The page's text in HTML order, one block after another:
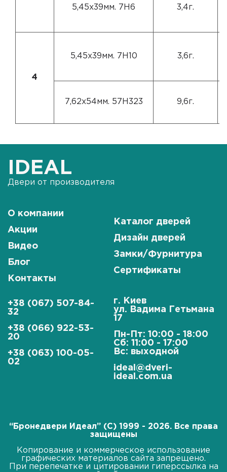
5,45х39мм. 7Н6 3,4г.
4
5,45х39мм. 7Н10 3,6г.
7,62х54мм. 57Н323 9,6г.
IDEAL
Двери от производителя
О компании
Акции
Видео
Блог
Контакты
Каталог дверей
Дизайн дверей
Замки/Фурнитура
Сертификаты
+38 (067) 507-84-
32
+38 (066) 922-53-
20
+38 (063) 100-05-
02
г. Киев
ул. Вадима Гетьмана
17
Пн-Пт: 10:00 - 18:00
Сб: 11:00 - 17:00
Вс: выходной
ideal@dveri-
ideal.com.ua
“Бронедвери Идеал” (C) 1999 - 2026. Все права
защищены
Копирование и коммерческое использование
графических материалов сайта запрещено.
При перепечатке и цитировании гиперссылка на